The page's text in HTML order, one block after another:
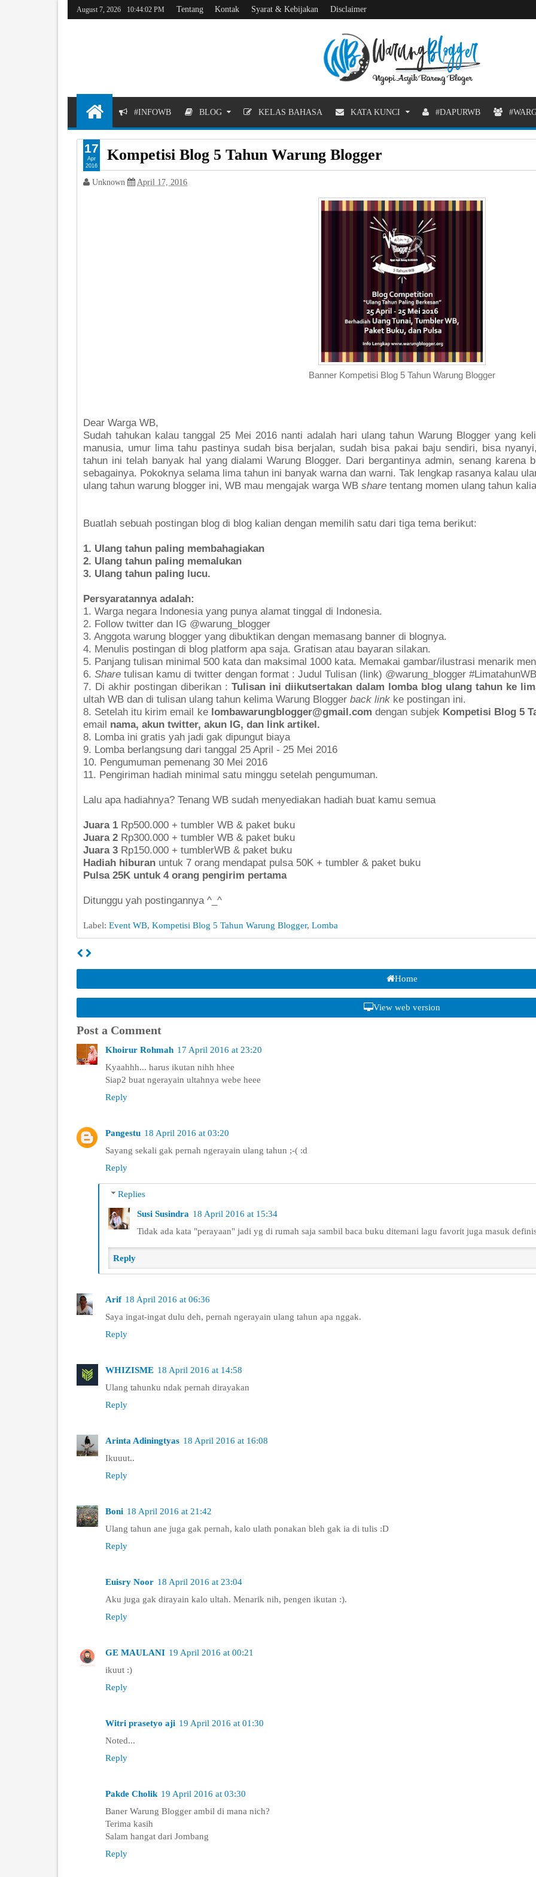
August 7, 2026 10:44:03 PM Tentang Kontak Syarat & Kebijakan Disclaimer
#INFOWB BLOG KELAS BAHASA KATA KUNCI #DAPURWB
Kompetisi Blog 5 Tahun Warung Blogger
Unknown April 17, 2016
Banner Kompetisi Blog 5 Tahun Warung Blogger
Dear Warga WB,
Sudah tahukan kalau tanggal 25 Mei 2016 nanti adalah hari ulang tahun Warung Blogger yang
manusia, umur lima tahu pastinya sudah bisa berjalan, sudah bisa pakai baju sendiri, bisa
tahun ini telah banyak hal yang dialami Warung Blogger. Dari bergantinya admin, senang karena
sebagainya. Pokoknya selama lima tahun ini banyak warna dan warni. Tak lengkap rasanya kalau
ulang tahun warung blogger ini, WB mau mengajak warga WB share tentang momen ulang tahun
Buatlah sebuah postingan blog di blog kalian dengan memilih satu dari tiga tema berikut:
1. Ulang tahun paling membahagiakan
2. Ulang tahun paling memalukan
3. Ulang tahun paling lucu.
Persyaratannya adalah:
1. Warga negara Indonesia yang punya alamat tinggal di Indonesia.
2. Follow twitter dan IG @warung_blogger
3. Anggota warung blogger yang dibuktikan dengan memasang banner di blognya.
4. Menulis postingan di blog platform apa saja. Gratisan atau bayaran silakan.
5. Panjang tulisan minimal 500 kata dan maksimal 1000 kata. Memakai gambar/ilustrasi menarik
6. Share tulisan kamu di twitter dengan format : Judul Tulisan (link) @warung_blogger
7. Di akhir postingan diberikan : Tulisan ini diikutsertakan dalam lomba blog ulang tahun ke
ultah WB dan di tulisan ulang tahun kelima Warung Blogger back link ke postingan ini.
8. Setelah itu kirim email ke lombawarungblogger@gmail.com dengan subjek Kompetisi Blog 5
email nama, akun twitter, akun IG, dan link artikel.
8. Lomba ini gratis yah jadi gak dipungut biaya
9. Lomba berlangsung dari tanggal 25 April - 25 Mei 2016
10. Pengumuman pemenang 30 Mei 2016
11. Pengiriman hadiah minimal satu minggu setelah pengumuman.
Lalu apa hadiahnya? Tenang WB sudah menyediakan hadiah buat kamu semua
Juara 1 Rp500.000 + tumbler WB & paket buku
Juara 2 Rp300.000 + tumbler WB & paket buku
Juara 3 Rp150.000 + tumblerWB & paket buku
Hadiah hiburan untuk 7 orang mendapat pulsa 50K + tumbler & paket buku
Pulsa 25K untuk 4 orang pengirim pertama
Ditunggu yah postingannya ^_^
Label: Event WB, Kompetisi Blog 5 Tahun Warung Blogger, Lomba
17
Apr
2016
Home
View web version
Post a Comment
Khoirur Rohmah 17 April 2016 at 23:20
Kyaahhh... harus ikutan nihh hhee
Siap2 buat ngerayain ultahnya webe heee
Reply
Pangestu 18 April 2016 at 03:20
Sayang sekali gak pernah ngerayain ulang tahun ;-( :d
Reply
Replies
Susi Susindra 18 April 2016 at 15:34
Tidak ada kata "perayaan" jadi yg di rumah saja sambil baca buku ditemani lagu favorit juga masuk
Reply
Arif 18 April 2016 at 06:36
Saya ingat-ingat dulu deh, pernah ngerayain ulang tahun apa nggak.
Reply
WHIZISME 18 April 2016 at 14:58
Ulang tahunku ndak pernah dirayakan
Reply
Arinta Adiningtyas 18 April 2016 at 16:08
Ikuuut..
Reply
Boni 18 April 2016 at 21:42
Ulang tahun ane juga gak pernah, kalo ulath ponakan bleh gak ia di tulis :D
Reply
Euisry Noor 18 April 2016 at 23:04
Aku juga gak dirayain kalo ultah. Menarik nih, pengen ikutan :).
Reply
GE MAULANI 19 April 2016 at 00:21
ikuut :)
Reply
Witri prasetyo aji 19 April 2016 at 01:30
Noted...
Reply
Pakde Cholik 19 April 2016 at 03:30
Baner Warung Blogger ambil di mana nich?
Terima kasih
Salam hangat dari Jombang
Reply